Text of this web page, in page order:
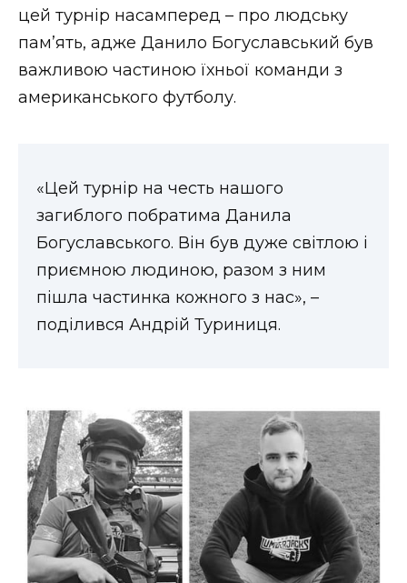
цей турнір насамперед – про людську
пам’ять, адже Данило Богуславський був
важливою частиною їхньої команди з
американського футболу.
«Цей турнір на честь нашого
загиблого побратима Данила
Богуславського. Він був дуже світлою і
приємною людиною, разом з ним
пішла частинка кожного з нас», –
поділився Андрій Туриниця.